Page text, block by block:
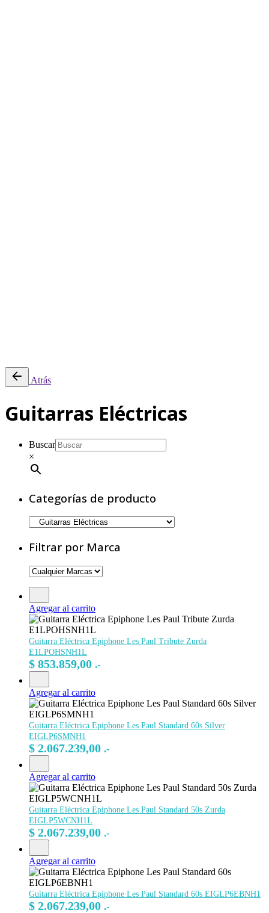
Atrás
Guitarras Eléctricas
Buscar
×
Categorías de producto
Filtrar por Marca
Agregar al carrito
Guitarra Eléctrica Epiphone Les Paul Tribute Zurda
E1LPOHSNH1L
$ 853.859,00 .-
Agregar al carrito
Guitarra Eléctrica Epiphone Les Paul Standard 60s Silver
EIGLP6SMNH1
$ 2.067.239,00 .-
Agregar al carrito
Guitarra Eléctrica Epiphone Les Paul Standard 50s Zurda
EIGLP5WCNH1L
$ 2.067.239,00 .-
Agregar al carrito
Guitarra Eléctrica Epiphone Les Paul Standard 60s EIGLP6EBNH1
$ 2.067.239,00 .-